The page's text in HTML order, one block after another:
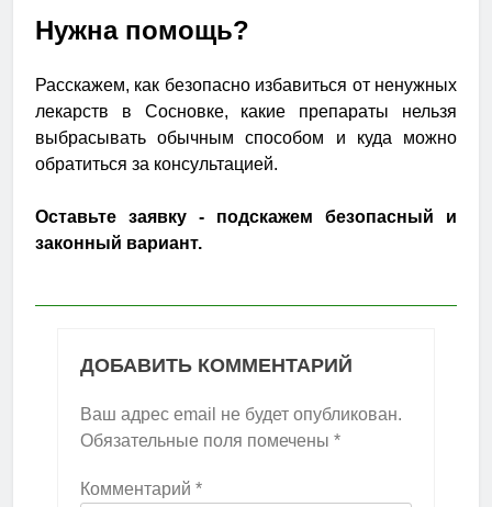
Нужна помощь?
Расскажем, как безопасно избавиться от ненужных
лекарств в Сосновке, какие препараты нельзя
выбрасывать обычным способом и куда можно
обратиться за консультацией.
Оставьте заявку - подскажем безопасный и
законный вариант.
ДОБАВИТЬ КОММЕНТАРИЙ
Ваш адрес email не будет опубликован.
Обязательные поля помечены *
Комментарий *